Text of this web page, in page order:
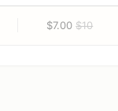
$7.00$10